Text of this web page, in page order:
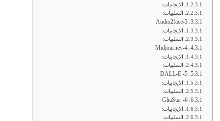
الايجابيات:
السلبيات:
3-Audio2face
الايجابيات:
السلبيات:
4-Midjourney
الايجابيات:
السلبيات:
5- DALL-E
الايجابيات:
السلبيات:
6- GliaStar
الايجابيات:
السلبيات: